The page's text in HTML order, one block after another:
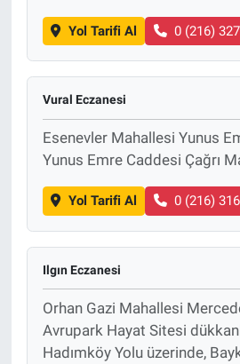
Yol Tarifi Al 0 (216)
Vural Eczanesi
Esenevler Mahallesi Yunus
Yunus Emre Caddesi Çağrı
Yol Tarifi Al 0 (216)
Ilgın Eczanesi
Orhan Gazi Mahallesi
Avrupark Hayat Sitesi
Hadımköy Yolu üzerinde,